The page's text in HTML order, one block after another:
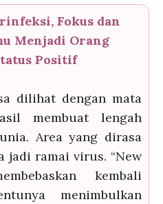
Fokus dan
Menjadi Orang
Positif
dilihat dengan mata
membuat lengah
Area yang dirasa
jadi ramai virus. “New
kembali
menimbulkan